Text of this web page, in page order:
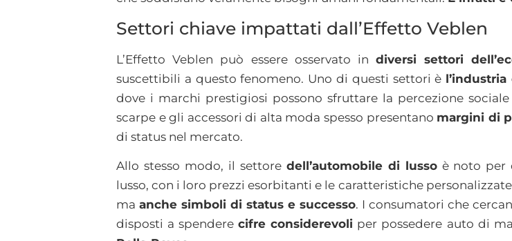
Settori chiave impattati dall’Effetto Veblen
L’Effetto Veblen può essere osservato in diversi settori
suscettibili a questo fenomeno. Uno di questi settori è
dove i marchi prestigiosi possono sfruttare la percezione
scarpe e gli accessori di alta moda spesso presentano margini di
di status nel mercato.
Allo stesso modo, il settore dell’automobile di lussoè noto per
lusso, con i loro prezzi esorbitanti e le caratteristiche
ma anche simboli di status e successo. I consumatori che
disposti a spenderecifre considerevoli per possedere auto di